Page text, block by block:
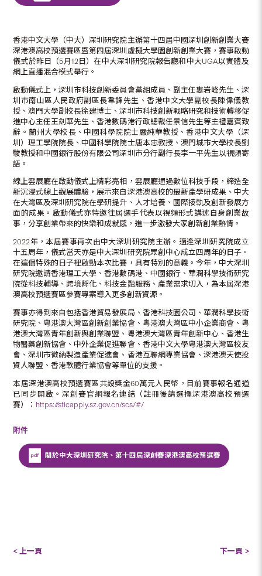
香港中文大學（中大）深圳研究院主辦第十四屆中國深圳創新創業大賽
深港澳高校預選賽區暨第四屆深圳虛擬大學園創新創業大賽，賽事啟動
儀式於昨日（5月12日）在中大深圳研究院報告廳和中大UGA以實體及
網上直播混合模式舉行。
啟動儀式上，深圳市科技創新委員會黨組成員、副主任婁岩峰先生、深
圳市南山區人民政府副區長韋鋒先生、香港中文大學副校長陳偉儀教
授、澳門大學副校長徐建博士、深圳市科技創新戰略研究和技術轉移促
進中心主任王劍華先生、香港數碼港行政總裁任景信先生等主禮嘉賓致
辭。蘭州大學校長、中國科學院院士嚴純華教授、香港中文大學（深
圳）理工學院院長、中國科學院院士唐本忠教授、澳門城市大學校長劉
駿教授和中國銀行股份有限公司深圳市分行副行長李一平先生以視頻寄
語。
線上雲展廳在啟動儀式上精彩亮相，雲展廳通過數位科技手段，締造全
新沉浸式線上觀展體驗，展示來自深港澳高校的最新產學研成果、中大
在大灣區及深圳研究院在學研提升、人才培養、國際接軌及創新發展方
面的成果。啟動儀式亦特邀往屆選手代表以視頻形式講述自身創業故
事，分享創業帶來的快樂和成就感，進一步激發大家創新創業熱情。
2022年，本屆賽事再次由中大深圳研究院主辦。適逢深圳研究院成立
十五周年，儀式當天亦是中大深圳研究院眾創中心成立四周年的日子。
在這個特殊的日子裡啟動本次比賽，具有特別的意義。今年，中大深圳
研究院邀請香港理工大學、香港數碼港、中國銀行、華潤科學技術研究
院從科技輔導、跨境孵化、科技金融服務、產業需求切入，為本屆深港
澳高校預選賽區參賽專案導入更多創新資源。
賽事亦得到來自包括香港貿易發展局、香港科技園公司、華潤科學技術
研究院、粵港澳大灣區創新創業協會、粵港澳大灣區中小企業商會、粵
港澳大灣區青年創新與創業聯盟、粵港澳大灣區青年創新中心、香港生
物醫藥創新協會、中外企業促進聯會、香港中文大學粵港澳大灣區校友
會、深圳市微納製造產業促進會、香港互聯網專業協會、深港澳天使投
資人聯盟、香港軟體行業協會等單位的支援。
本屆深港澳高校預選賽區共設獎金60萬元人民幣，目前賽事報名通道
已同步開啟。深創賽官網報名連結（註冊後請選擇深港澳高校預選
賽）： https://sticapply.sz.gov.cn/scs/#/
附件
關於中大深圳研究院、第十四屆深創賽深港澳高校預選賽
< 上一頁 下一頁 >